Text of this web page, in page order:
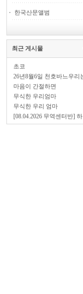
한국산문앨범
최근 게시물
초코
26년8월6일 천호바느우
마음이 간절하면
무식한 우리엄마
무식한 우리 엄마
[08.04.2026 무역센터반]